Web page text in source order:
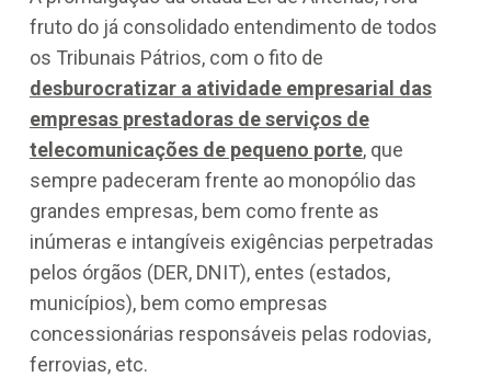
fruto do já consolidado entendimento de todos
os Tribunais Pátrios, com o fito de
desburocratizar a atividade empresarial das
empresas prestadoras de serviços de
telecomunicações de pequeno porte, que
sempre padeceram frente ao monopólio das
grandes empresas, bem como frente as
inúmeras e intangíveis exigências perpetradas
pelos órgãos (DER, DNIT), entes (estados,
municípios), bem como empresas
concessionárias responsáveis pelas rodovias,
ferrovias, etc.